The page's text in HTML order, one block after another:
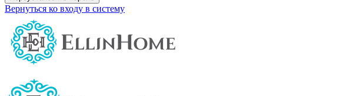
Вернуться ко входу в систему